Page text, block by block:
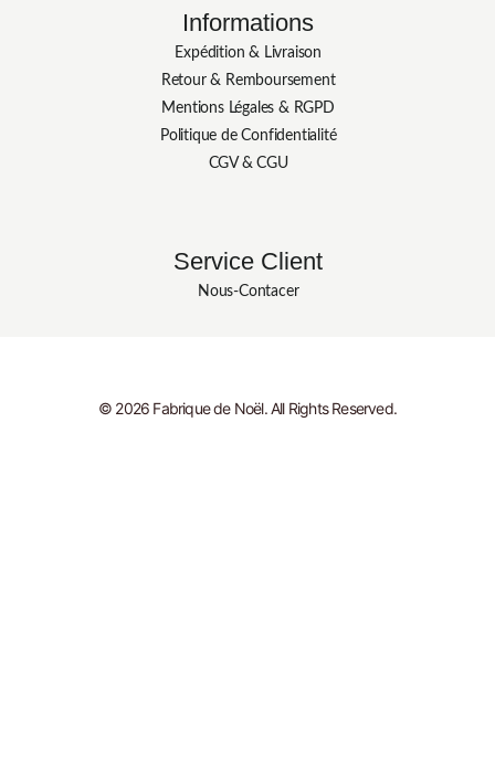
Informations
Expédition & Livraison
Retour & Remboursement
Mentions Légales & RGPD
Politique de Confidentialité
CGV & CGU
Service Client
Nous-Contacer
© 2026 Fabrique de Noël. All Rights Reserved.